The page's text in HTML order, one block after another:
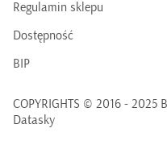
Regulamin sklepu
Dostępność
BIP
COPYRIGHTS © 2016 - 2025
Datasky